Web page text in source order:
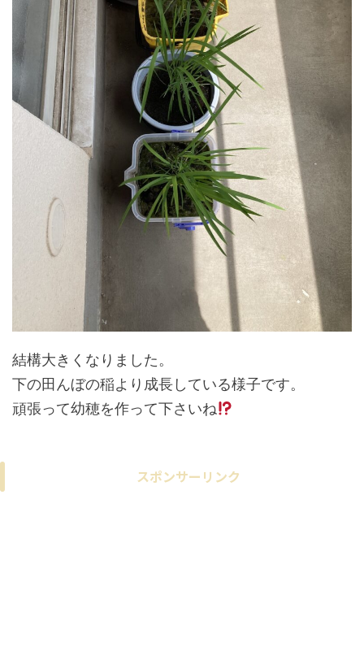
結構大きくなりました。
下の田んぼの稲より成長している様子です。
頑張って幼穂を作って下さいね
スポンサーリンク